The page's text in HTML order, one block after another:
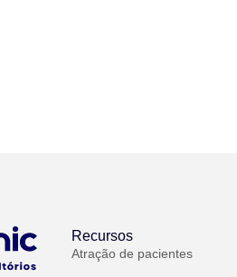
Recursos
Atração de pacientes